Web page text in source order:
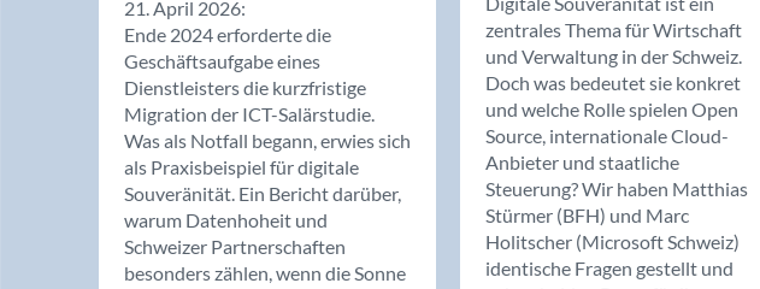
21. April 2026:
Ende 2024 erforderte die
Geschäftsaufgabe eines
Dienstleisters die kurzfristige
Migration der ICT-Salärstudie.
Was als Notfall begann, erwies sich
als Praxisbeispiel für digitale
Souveränität. Ein Bericht darüber,
warum Datenhoheit und
Schweizer Partnerschaften
besonders zählen, wenn die Sonne
zentrales Thema für Wirtschaft
und Verwaltung in der Schweiz.
Doch was bedeutet sie konkret
und welche Rolle spielen Open
Source, internationale Cloud-
Anbieter und staatliche
Steuerung? Wir haben Matthias
Stürmer (BFH) und Marc
Holitscher (Microsoft Schweiz)
identische Fragen gestellt und